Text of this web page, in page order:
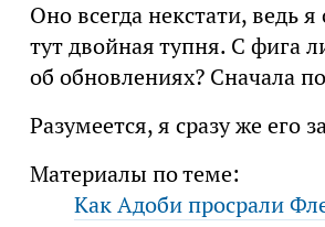
Оно всегда некстати, ведь
тут двойная тупня. С фига
об обновлениях? Сначала
Разумеется, я сразу же его
Материалы по теме:
Как Адоби просрали